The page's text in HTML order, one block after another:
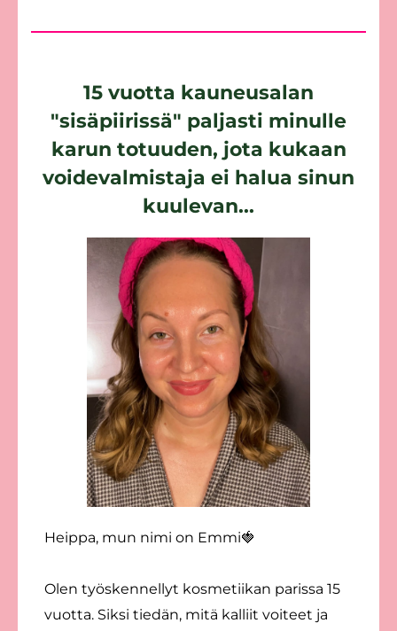
15 vuotta kauneusalan
"sisäpiirissä" paljasti minulle
karun totuuden, jota kukaan
voidevalmistaja ei halua sinun
kuulevan...
Heippa, mun nimi on Emmi🍓
Olen työskennellyt kosmetiikan parissa 15
vuotta. Siksi tiedän, mitä kalliit voiteet ja